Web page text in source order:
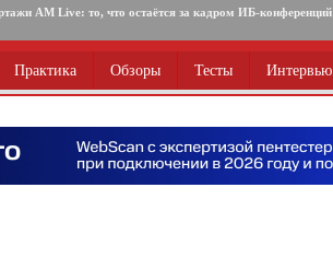
AM Live: то, что остаётся за кадром ИБ-конференций
Практика Обзоры Тесты Интервью